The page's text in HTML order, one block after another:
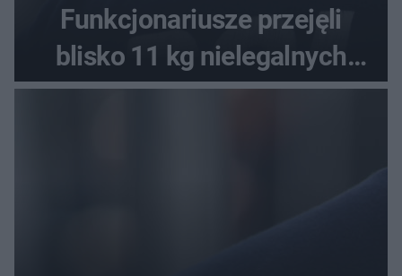
Funkcjonariusze przejęli
blisko 11 kg nielegalnych
substancji